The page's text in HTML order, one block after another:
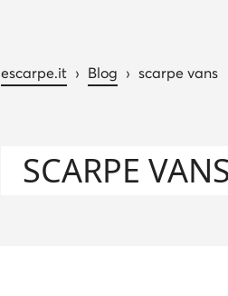
escarpe.it › Blog › scarpe vans
SCARPE VANS